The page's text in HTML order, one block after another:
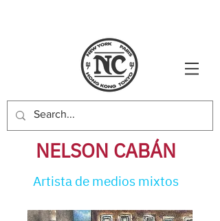
NELSON CABÁN
Artista de medios mixtos